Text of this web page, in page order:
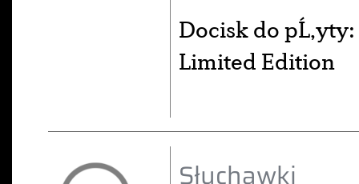
Docisk do
Limited Edition
Słuchawki